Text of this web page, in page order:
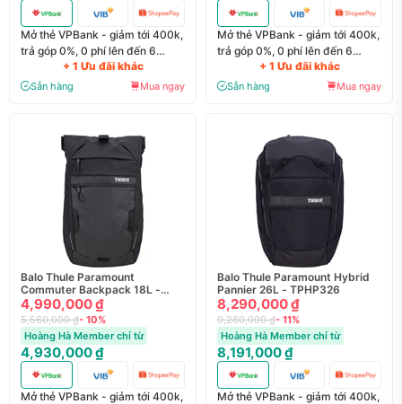
Mở thẻ VPBank - giảm tới 400k,
trả góp 0%, 0 phí lên đến 6
+ 1 Ưu đãi khác
Sẵn hàng Mua ngay
Mở thẻ VPBank - giảm tới 400k,
trả góp 0%, 0 phí lên đến 6
+ 1 Ưu đãi khác
Sẵn hàng Mua ngay
Balo Thule Paramount
Commuter Backpack 18L -
BTPCB118
4,990,000 ₫
5,560,000 ₫- 10%
Hoàng Hà Member chỉ từ
4,930,000 ₫
Mở thẻ VPBank - giảm tới 400k,
Balo Thule Paramount Hybrid
Pannier 26L - TPHP326
8,290,000 ₫
9,280,000 ₫- 11%
Hoàng Hà Member chỉ từ
8,191,000 ₫
Mở thẻ VPBank - giảm tới 400k,